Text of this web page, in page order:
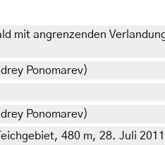
mit angrenzenden
Ponomarev)
Ponomarev)
480 m, 28. Juli